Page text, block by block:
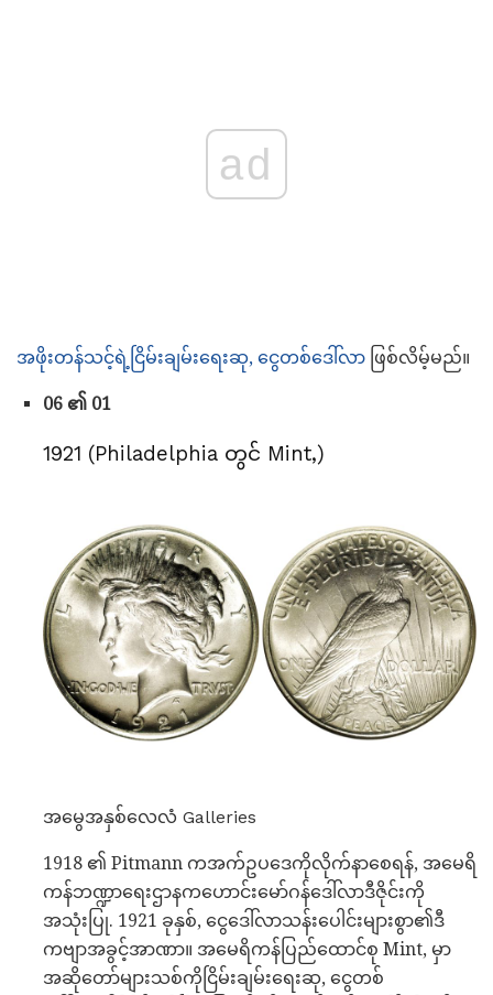
ad
အဖိုးတန်သင့်ရဲ့ငြိမ်းချမ်းရေးဆု, ငွေတစ်ဒေါ်လာ ဖြစ်လိမ့်မည်။
06 ၏ 01
1921 (Philadelphia တွင် Mint,)
အမွေအနှစ်လေလံ Galleries
1918 ၏ Pitmann ကအက်ဥပဒေကိုလိုက်နာစေရန်, အမေရိ
ကန်ဘဏ္ဍာရေးဌာနကဟောင်းမော်ဂန်ဒေါ်လာဒီဇိုင်းကို
အသုံးပြု. 1921 ခုနှစ်, ငွေဒေါ်လာသန်းပေါင်းများစွာ၏ဒီ
ကဗျာအခွင့်အာဏာ။ အမေရိကန်ပြည်ထောင်စု Mint, မှာ
အဆိုတော်များသစ်ကိုငြိမ်းချမ်းရေးဆု, ငွေတစ်